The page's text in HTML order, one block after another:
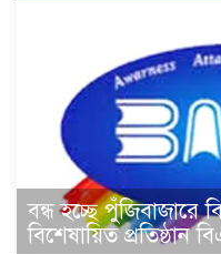
বন্ধ হচ্ছে পুঁজিবাজারে
বিশেষায়িত প্রতিষ্ঠান